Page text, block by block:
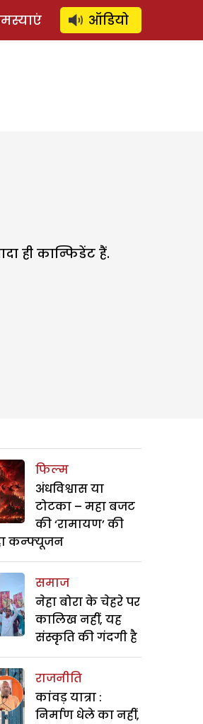
⚲ SUBSCRIBE
ऑडियो
ही कान्फिडेंट हैं.
फिल्म
अंधविश्वास या
टोटका – महा बजट
की ‘रामायण’ की
कन्फ्यूजन
समाज
नेहा बोरा के चेहरे पर
कालिख नहीं, यह
संस्कृति की गंदगी है
राजनीति
कांवड़ यात्रा :
निर्माण धेले का नहीं,